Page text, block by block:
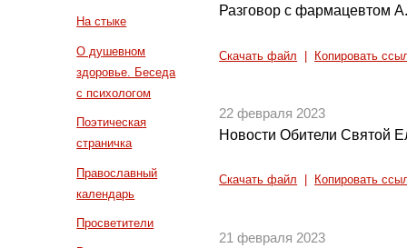
На стыке
О душевном
здоровье. Беседа
с психологом
Поэтическая
страничка
Православный
календарь
Просветители
Разговор с фармацевтом
Скачать файл Копировать
22 февраля 2023
Новости Обители Святой
Скачать файл Копировать
21 февраля 2023